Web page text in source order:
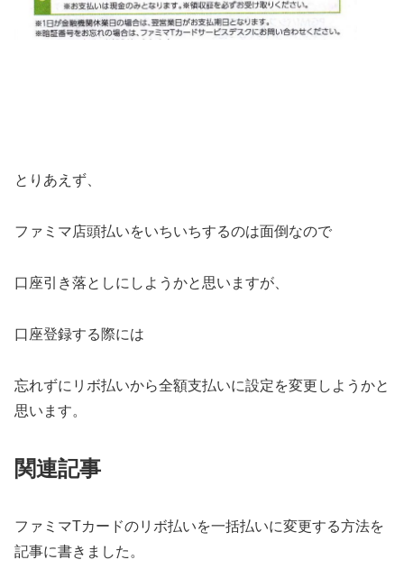
とりあえず、
ファミマ店頭払いをいちいちするのは面倒なので
口座引き落としにしようかと思いますが、
口座登録する際には
忘れずにリボ払いから全額支払いに設定を変更しようかと
思います。
関連記事
ファミマTカードのリボ払いを一括払いに変更する方法を
記事に書きました。